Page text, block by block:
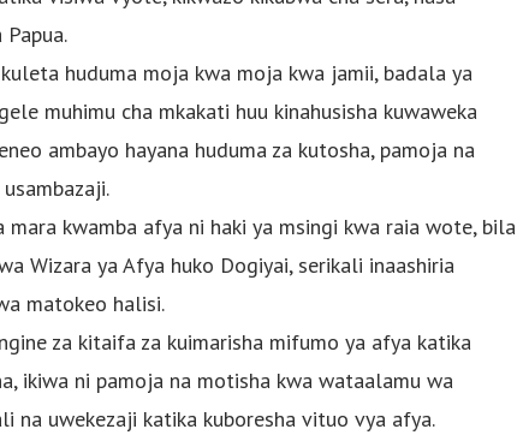
huduma moja kwa moja kwa jamii, badala ya
muhimu cha mkakati huu kinahusisha kuwaweka
ambayo hayana huduma za kutosha, pamoja na
kwamba afya ni haki ya msingi kwa raia wote, bila
Wizara ya Afya huko Dogiyai, serikali inaashiria
matokeo halisi.
za kitaifa za kuimarisha mifumo ya afya katika
ikiwa ni pamoja na motisha kwa wataalamu wa
na uwekezaji katika kuboresha vituo vya afya.